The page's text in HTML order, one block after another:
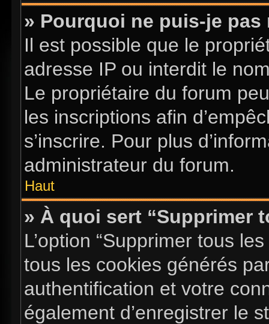
» Pourquoi ne puis-je pas
Il est possible que le
adresse IP ou interdit le
Le propriétaire du forum
les inscriptions afin
s’inscrire. Pour plus
administrateur du forum.
Haut
» À quoi sert “Supprimer
L’option “Supprimer tous
tous les cookies générés
authentification et votre
également d’enregistrer le